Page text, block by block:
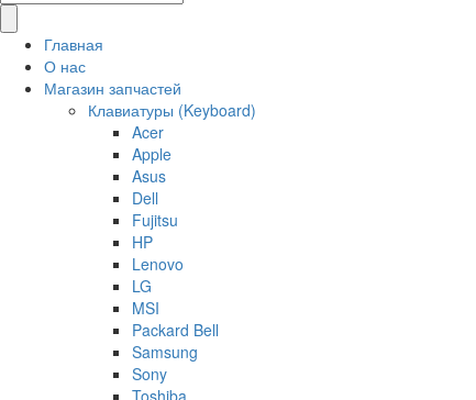
Главная
О нас
Магазин запчастей
Клавиатуры (Keyboard)
Acer
Apple
Asus
Dell
Fujitsu
HP
Lenovo
LG
MSI
Packard Bell
Samsung
Sony
Toshiba